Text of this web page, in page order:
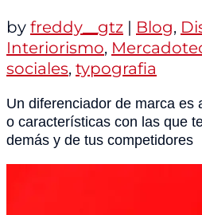
by freddy__gtz | Blog,
Interiorismo,
sociales, typografia
Un diferenciador de marca es
o características con las que
demás y de tus competidores